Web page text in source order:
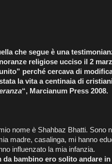
che segue è una
religiose ucciso il 2
perché cercava di
la vita a centinaia di
“, Marcianum Press 2008.
nome è Shahbaz Bhatti. Sono
madre, casalinga, mi hanno
influenzato la mia infanzia.
da bambino ero solito andare in